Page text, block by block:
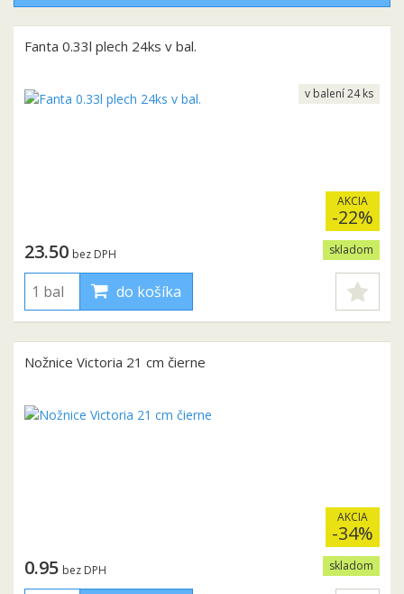
Fanta 0.33l plech 24ks v bal.
AKCIA
-22%
skladom
23.50 bez DPH
do košíka
v balení 24 ks
Nožnice Victoria 21 cm čierne
AKCIA
-34%
skladom
0.95 bez DPH